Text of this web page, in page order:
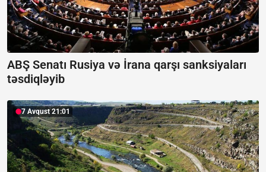
ABŞ Senatı Rusiya və İrana qarşı sanksiyaları
təsdiqləyib
7 Avqust 21:01